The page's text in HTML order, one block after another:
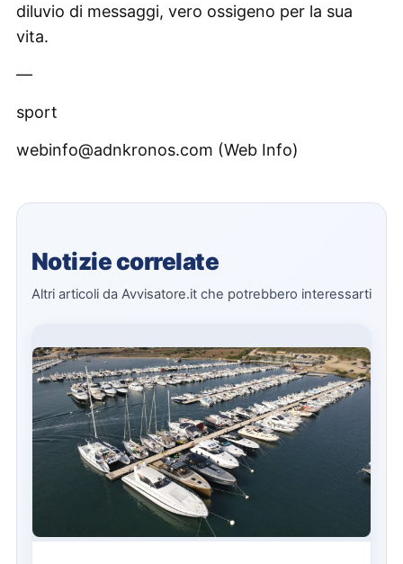
diluvio di messaggi, vero ossigeno per la sua
vita.
—
sport
webinfo@adnkronos.com (Web Info)
Notizie correlate
Altri articoli da Avvisatore.it che potrebbero interessarti